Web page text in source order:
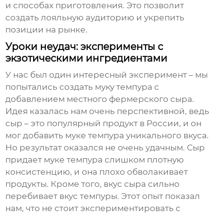
и способах приготовления. Это позволит
создать лояльную аудиторию и укрепить
позиции на рынке.
Уроки неудач: эксперименты с
экзотическими ингредиентами
У нас был один интересный эксперимент – мы
попытались создать муку темпура с
добавлением местного фермерского сыра.
Идея казалась нам очень перспективной, ведь
сыр – это популярный продукт в России, и он
мог добавить муке темпура уникального вкуса.
Но результат оказался не очень удачным. Сыр
придает муке темпура слишком плотную
консистенцию, и она плохо обволакивает
продукты. Кроме того, вкус сыра сильно
перебивает вкус темпуры. Этот опыт показал
нам, что не стоит экспериментировать с